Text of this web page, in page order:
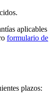
aplicables
formulario de
plazos: